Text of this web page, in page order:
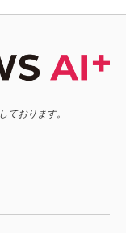
ております。